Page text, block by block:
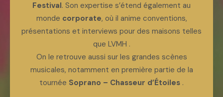
Festival. Son expertise s’étend également au
monde corporate, où il anime conventions,
présentations et interviews pour des maisons telles
que LVMH .
On le retrouve aussi sur les grandes scènes
musicales, notamment en première partie de la
tournée Soprano – Chasseur d’Étoiles .